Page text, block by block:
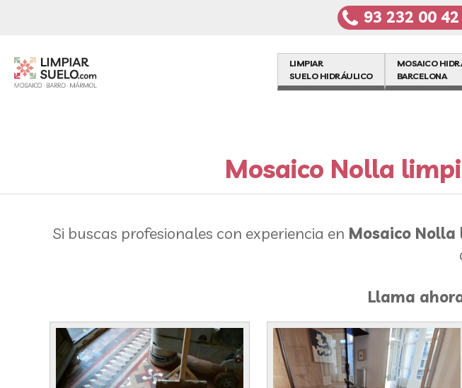
93 232 00 42
LIMPIAR
SUELO HIDRÁULICO
MOSAICO
BARCELONA
Mosaico Nolla
Si buscas profesionales con experiencia en Mosaico
Llama